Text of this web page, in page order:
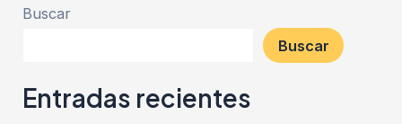
Buscar
Buscar
Entradas recientes